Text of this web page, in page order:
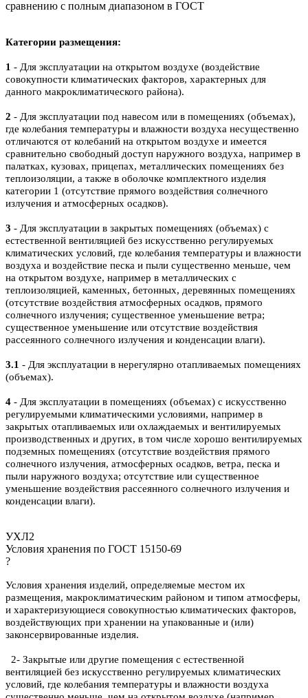
сравнению с полным диапазоном в ГОСТ
Категории размещения:
1 - Для эксплуатации на открытом воздухе (воздействие
совокупности климатических факторов, характерных для
данного макроклиматического района).
2 - Для эксплуатации под навесом или в помещениях (объемах),
где колебания температуры и влажности воздуха несущественно
отличаются от колебаний на открытом воздухе и имеется
сравнительно свободный доступ наружного воздуха, например в
палатках, кузовах, прицепах, металлических помещениях без
теплоизоляции, а также в оболочке комплектного изделия
категории 1 (отсутствие прямого воздействия солнечного
излучения и атмосферных осадков).
3 - Для эксплуатации в закрытых помещениях (объемах) с
естественной вентиляцией без искусственно регулируемых
климатических условий, где колебания температуры и влажности
воздуха и воздействие песка и пыли существенно меньше, чем
на открытом воздухе, например в металлических с
теплоизоляцией, каменных, бетонных, деревянных помещениях
(отсутствие воздействия атмосферных осадков, прямого
солнечного излучения; существенное уменьшение ветра;
существенное уменьшение или отсутствие воздействия
рассеянного солнечного излучения и конденсации влаги).
3.1 - Для эксплуатации в нерегулярно отапливаемых помещениях
(объемах).
4 - Для эксплуатации в помещениях (объемах) с искусственно
регулируемыми климатическими условиями, например в
закрытых отапливаемых или охлаждаемых и вентилируемых
производственных и других, в том числе хорошо вентилируемых
подземных помещениях (отсутствие воздействия прямого
солнечного излучения, атмосферных осадков, ветра, песка и
пыли наружного воздуха; отсутствие или существенное
уменьшение воздействия рассеянного солнечного излучения и
конденсации влаги).
УХЛ2
Условия хранения по ГОСТ 15150-69
?
Условия хранения изделий, определяемые местом их
размещения, макроклиматическим районом и типом атмосферы,
и характеризующиеся совокупностью климатических факторов,
воздействующих при хранении на упакованные и (или)
законсервированные изделия.
2- Закрытые или другие помещения с естественной
вентиляцией без искусственно регулируемых климатических
условий, где колебания температуры и влажности воздуха